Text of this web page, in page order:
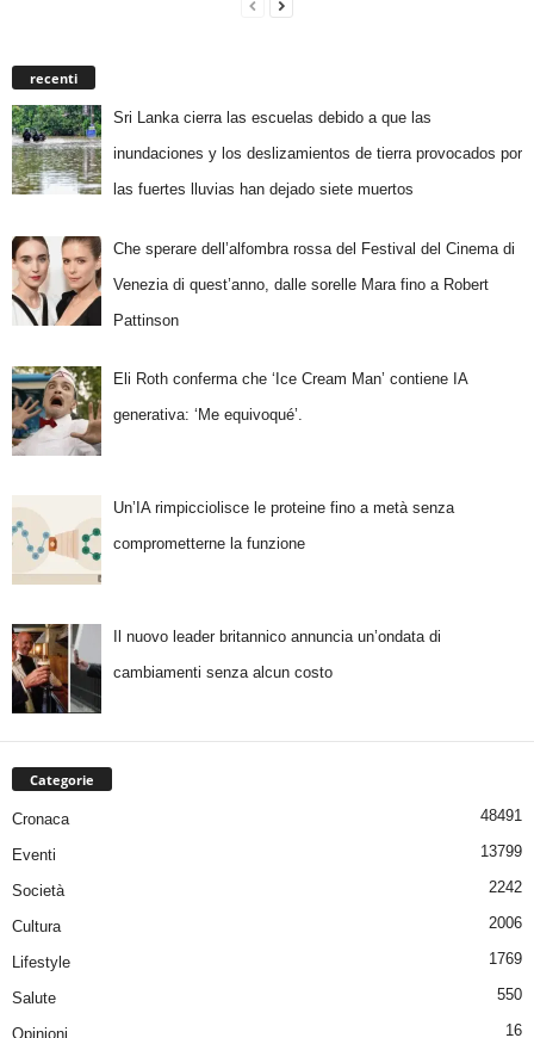
recenti
Sri Lanka cierra las escuelas debido a que las
inundaciones y los deslizamientos de tierra provocados por
las fuertes lluvias han dejado siete muertos
Che sperare dell’alfombra rossa del Festival del Cinema di
Venezia di quest’anno, dalle sorelle Mara fino a Robert
Pattinson
Eli Roth conferma che ‘Ice Cream Man’ contiene IA
generativa: ‘Me equivoqué’.
Un’IA rimpicciolisce le proteine fino a metà senza
comprometterne la funzione
Il nuovo leader britannico annuncia un’ondata di
cambiamenti senza alcun costo
Categorie
Cronaca 48491
Eventi 13799
Società 2242
Cultura 2006
Lifestyle 1769
Salute 550
Opinioni 16